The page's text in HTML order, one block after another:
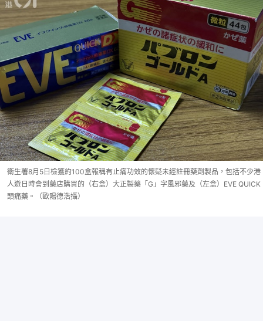
衛生署8月5日檢獲約100盒報稱有止痛功效的懷疑未經註冊藥劑製品，包括不少港
人遊日時會到藥店購買的（右盒）大正製藥「G」字風邪藥及（左盒）EVE QUICK
頭痛藥。（歐陽德浩攝）